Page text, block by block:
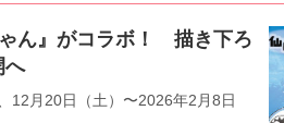
ん』がコラボ！ 描き下ろ
へ
12月20日（土）〜2026年2月8日